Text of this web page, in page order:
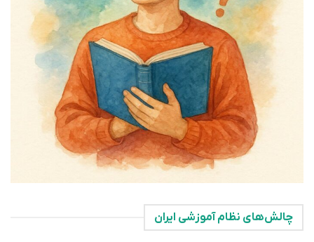
چالش‌های نظام آموزشی ایران